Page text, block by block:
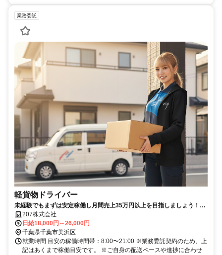
業務委託
軽貨物ドライバー
未経験でもまずは安定稼働し月間売上35万円以上を目指しましょう！日
払いOK！ ★資金調達も行っている物流ベンチャー企業の配送事業部で
宅配スタートしてみませんか★
207株式会社
日給18,000円～26,000円
千葉県千葉市美浜区
就業時間 目安の稼働時間帯：8:00〜21:00 ※業務委託契約のため、上
記はあくまで稼働目安です。 ※ご自身の配送ペースや進捗に合わせ